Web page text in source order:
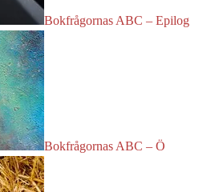
Bokfrågornas ABC – Epilog
Bokfrågornas ABC – Ö